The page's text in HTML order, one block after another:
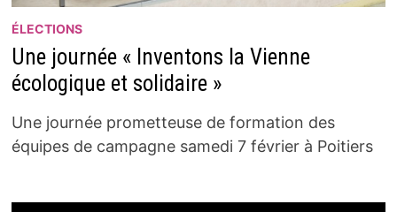
ÉLECTIONS
Une journée « Inventons la Vienne
écologique et solidaire »
Une journée prometteuse de formation des
équipes de campagne samedi 7 février à Poitiers